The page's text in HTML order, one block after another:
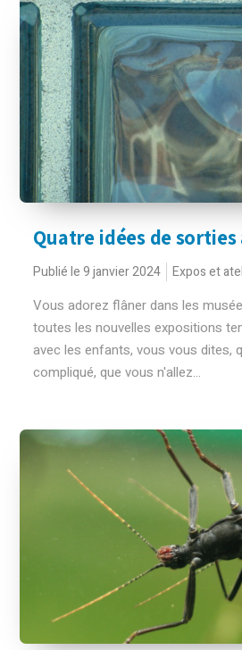
Quatre idées de sorties
Publié le 9 janvier 2024 Expos et
Vous adorez flâner dans les
toutes les nouvelles expositions
avec les enfants, vous vous dites,
compliqué, que vous n'allez...